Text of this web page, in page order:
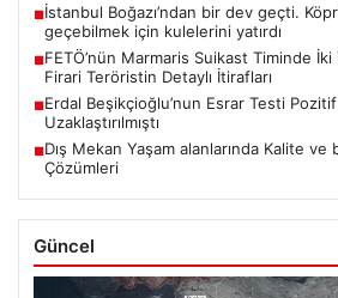
■İstanbul Boğazı’ndan bir dev geçti.
geçebilmek için kulelerini yatırdı
■FETÖ’nün Marmaris Suikast Timinde İki
Firari Teröristin Detaylı İtirafları
■Erdal Beşikçioğlu’nun Esrar Testi Pozitif
Uzaklaştırılmıştı
■Dış Mekan Yaşam alanlarında Kalite ve
Çözümleri
Güncel